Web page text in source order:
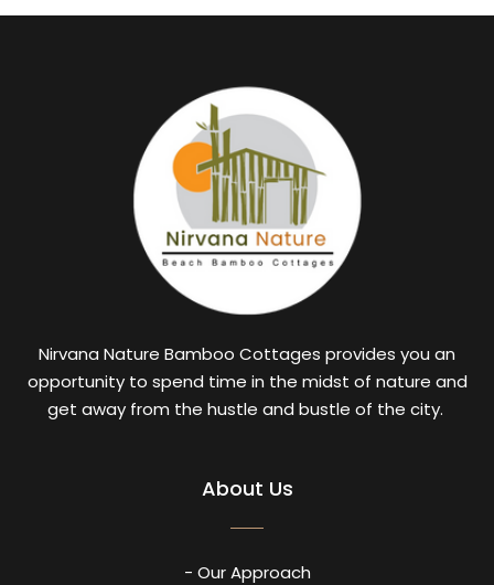
Nirvana Nature Bamboo Cottages provides you an
opportunity to spend time in the midst of nature and
get away from the hustle and bustle of the city.
About Us
- Our Approach